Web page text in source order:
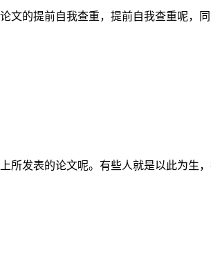
文的提前自我查重，提前自我查重呢，
发表的论文呢。有些人就是以此为生